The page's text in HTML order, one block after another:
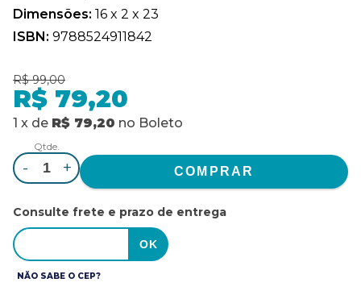
Dimensões: 16 x 2 x 23
ISBN: 9788524911842
R$ 99,00
R$ 79,20
1 x de R$ 79,20 no Boleto
Qtde.
- +
Consulte frete e prazo de entrega
NÃO SABE O CEP?